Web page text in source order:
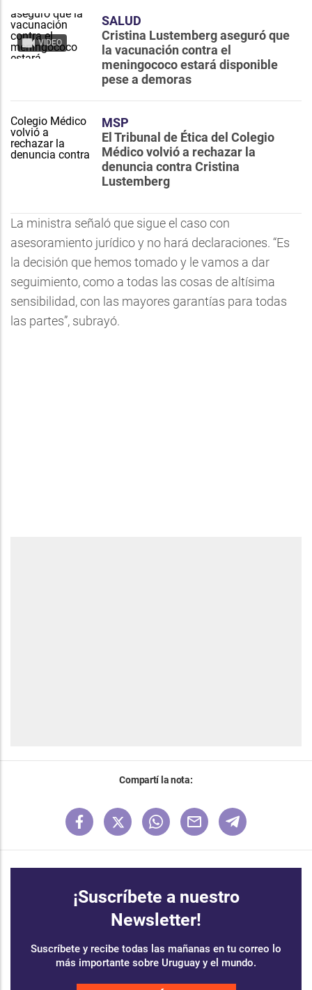
VIDEO
SALUD
Cristina Lustemberg aseguró que
la vacunación contra el
meningococo estará disponible
pese a demoras
MSP
El Tribunal de Ética del Colegio
Médico volvió a rechazar la
denuncia contra Cristina
Lustemberg
La ministra señaló que sigue el caso con
asesoramiento jurídico y no hará declaraciones. “Es
la decisión que hemos tomado y le vamos a dar
seguimiento, como a todas las cosas de altísima
sensibilidad, con las mayores garantías para todas
las partes”, subrayó.
Compartí la nota:
¡Suscríbete a nuestro
Newsletter!
Suscríbete y recibe todas las mañanas en tu correo lo
más importante sobre Uruguay y el mundo.